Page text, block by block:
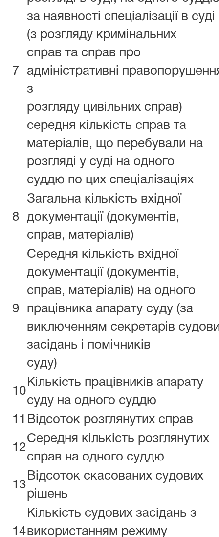
7
за наявності спеціалізації в суді
(з розгляду кримінальних
справ та справ про
адміністративні
з
розгляду цивільних справ)
середня кількість справ та
матеріалів, що перебували на
розгляді у суді на одного
суддю по цих спеціалізаціях
8
Загальна кількість вхідної
документації (документів,
справ, матеріалів)
9
Середня кількість вхідної
документації (документів,
справ, матеріалів) на одного
працівника апарату суду (за
виключенням секретарів
засідань і помічників
суду)
10
Кількість працівників апарату
суду на одного суддю
11 Відсоток розглянутих справ
12
Середня кількість розглянутих
справ на одного суддю
13
Відсоток скасованих судових
рішень
14
Кількість судових засідань з
використанням режиму